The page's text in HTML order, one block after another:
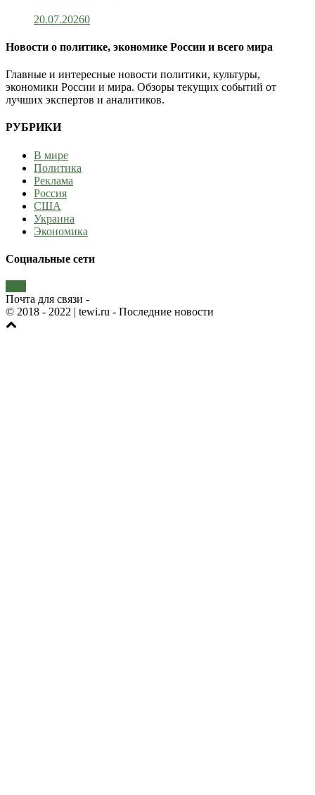
20.07.20260
Новости о политике, экономике России и всего мира
Главные и интересные новости политики, культуры,
экономики России и мира. Обзоры текущих событий от
лучших экспертов и аналитиков.
РУБРИКИ
В мире
Политика
Реклама
Россия
США
Украина
Экономика
Социальные сети
Почта для связи -
© 2018 - 2022 | tewi.ru - Последние новости